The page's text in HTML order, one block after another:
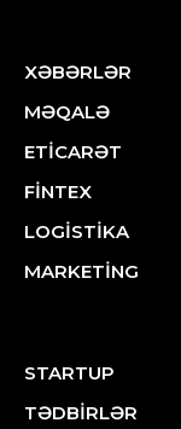
XƏBƏRLƏR
MƏQALƏ
ETİCARƏT
FİNTEX
LOGİSTİKA
MARKETİNG
STARTUP
TƏDBİRLƏR